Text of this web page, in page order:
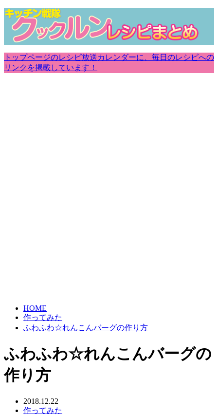
トップページのレシピ放送カレンダーに、毎日のレシピへの
リンクを掲載しています！
HOME
作ってみた
ふわふわ☆れんこんバーグの作り方
ふわふわ☆れんこんバーグの
作り方
2018.12.22
作ってみた